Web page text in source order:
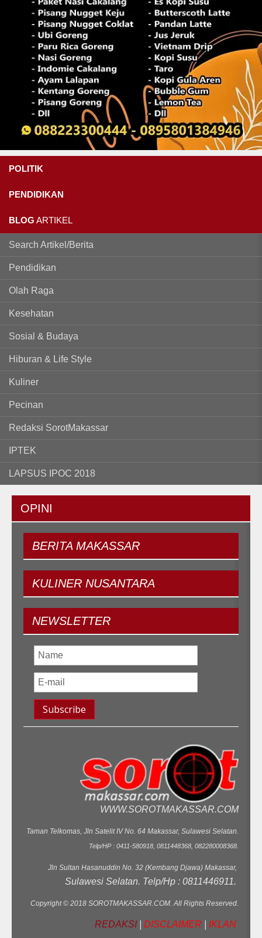
POLITIK
PENDIDIKAN
BLOG ARTIKEL
Search Artikel/Berita
Pendidikan
Olah Raga
Kesehatan
Sosial & Budaya
Hiburan & Life Style
Kuliner
Pecinan
Redaksi SorotMakassar
IPTEK
LAPSUS IPOC 2018
OPINI
BERITA MAKASSAR
KULINER NUSANTARA
NEWSLETTER
WWW.SOROTMAKASSAR.COM
Taman Telkomas, Jln Satelit IV No. 64 Makassar, Sulawesi Selatan.
Telp/HP : 0411-580918, 0811448368, 082280008368.
Jln Sultan Hasanuddin No. 32 (Kembang Djawa) Makassar,
Sulawesi Selatan. Telp/Hp : 0811446911.
Copyright © 2018 SOROTMAKASSAR.COM. All Rights Reserved.
REDAKSI DISCLAIMER IKLAN